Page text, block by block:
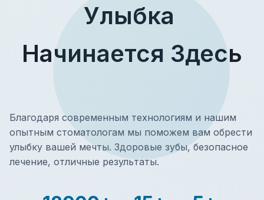
Улыбка
Начинается Здесь
Благодаря современным технологиям и нашим
опытным стоматологам мы поможем вам обрести
улыбку вашей мечты. Здоровые зубы, безопасное
лечение, отличные результаты.